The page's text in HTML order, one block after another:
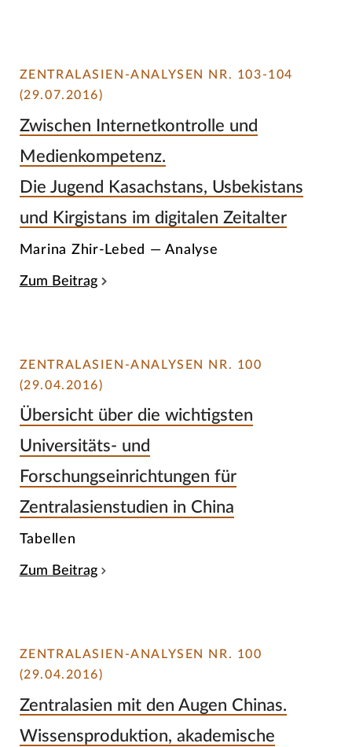
ZENTRALASIEN-ANALYSEN NR. 103-104
(29.07.2016)
Zwischen Internetkontrolle und
Medienkompetenz.
Die Jugend Kasachstans, Usbekistans
und Kirgistans im digitalen Zeitalter
Marina Zhir-Lebed — Analyse
Zum Beitrag
ZENTRALASIEN-ANALYSEN NR. 100
(29.04.2016)
Übersicht über die wichtigsten
Universitäts- und
Forschungseinrichtungen für
Zentralasienstudien in China
Tabellen
Zum Beitrag
ZENTRALASIEN-ANALYSEN NR. 100
(29.04.2016)
Zentralasien mit den Augen Chinas.
Wissensproduktion, akademische